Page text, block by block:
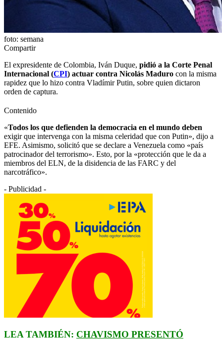
foto: semana
Compartir
El expresidente de Colombia, Iván Duque, pidió a la Corte Penal
Internacional (CPI) actuar contra Nicolás Maduro con la misma
rapidez que lo hizo contra Vladímir Putin, sobre quien dictaron
orden de captura.
Contenido
«Todos los que defienden la democracia en el mundo deben
exigir que intervenga con la misma celeridad que con Putin», dijo a
EFE. Asimismo, solicitó que se declare a Venezuela como «país
patrocinador del terrorismo». Esto, por la «protección que le da a
miembros del ELN, de la disidencia de las FARC y del
narcotráfico».
- Publicidad -
LEA TAMBIÉN: CHAVISMO PRESENTÓ